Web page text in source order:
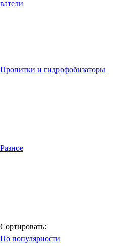
ватели
Пропитки и гидрофобизаторы
Разное
Сортировать:
По популярности